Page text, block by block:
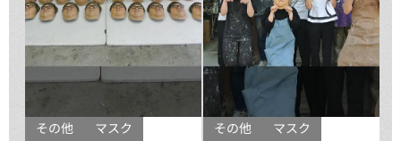
その他 マスク その他 マスク